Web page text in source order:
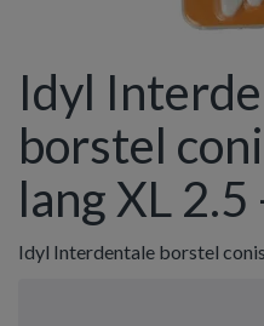
Idyl
borstel
lang XL
Idyl Interdentale borstel